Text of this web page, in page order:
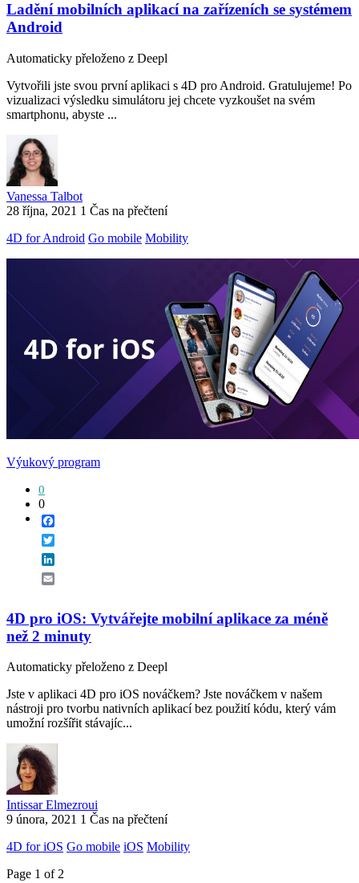
Ladění mobilních aplikací na zařízeních se systémem
Android
Automaticky přeloženo z Deepl
Vytvořili jste svou první aplikaci s 4D pro Android. Gratulujeme! Po
vizualizaci výsledku simulátoru jej chcete vyzkoušet na svém
smartphonu, abyste ...
Vanessa Talbot
28 října, 2021 1 Čas na přečtení
4D for Android Go mobile Mobility
Výukový program
0
0
4D pro iOS: Vytvářejte mobilní aplikace za méně
než 2 minuty
Automaticky přeloženo z Deepl
Jste v aplikaci 4D pro iOS nováčkem? Jste nováčkem v našem
nástroji pro tvorbu nativních aplikací bez použití kódu, který vám
umožní rozšířit stávajíc...
Intissar Elmezroui
9 února, 2021 1 Čas na přečtení
4D for iOS Go mobile iOS Mobility
Page 1 of 2